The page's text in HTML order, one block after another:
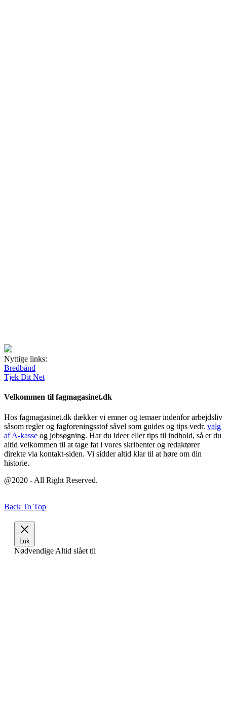
Nyttige links:
Bredbånd
Tjek Dit Net
Velkommen til fagmagasinet.dk
Hos fagmagasinet.dk dækker vi emner og temaer indenfor arbejdsliv
såsom regler og fagforeningsstof såvel som guides og tips vedr. valg
af A-kasse og jobsøgning. Har du ideer eller tips til indhold, så er du
altid velkommen til at tage fat i vores skribenter og redaktører
direkte via kontakt-siden. Vi sidder altid klar til at høre om din
historie.
@2020 - All Right Reserved.
Back To Top
Luk
Nødvendige Altid slået til